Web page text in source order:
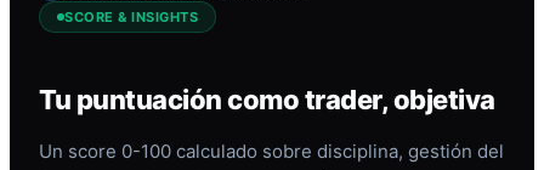
SCORE & INSIGHTS
Tu puntuación como trader, objetiva
Un score 0-100 calculado sobre disciplina, gestión del